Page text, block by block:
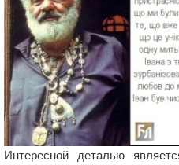
Интересной деталью